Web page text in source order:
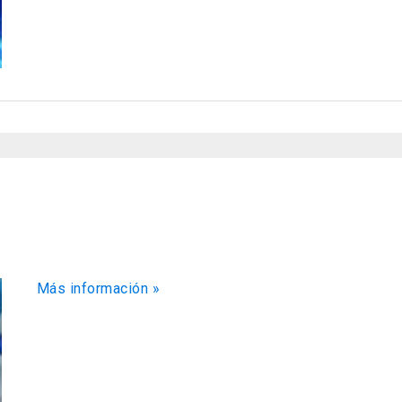
Más información »